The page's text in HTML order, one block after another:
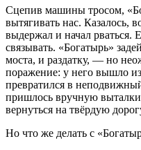
Сцепив машины тросом,
вытягивать нас. Казалось,
выдержал и начал рваться.
связывать. «Богатырь»
моста, и раздатку, — но
поражение: у него вышло
превратился в
пришлось вручную
вернуться на твёрдую
Но что же делать с